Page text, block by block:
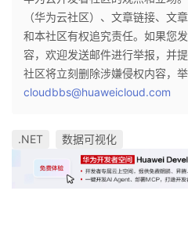
（华为云社区）、文章链接、文
和本社区有权追究责任。如果您
容，欢迎发送邮件进行举报，并
社区将立刻删除涉嫌侵权内容，举
cloudbbs@huaweicloud.com
.NET 数据可视化